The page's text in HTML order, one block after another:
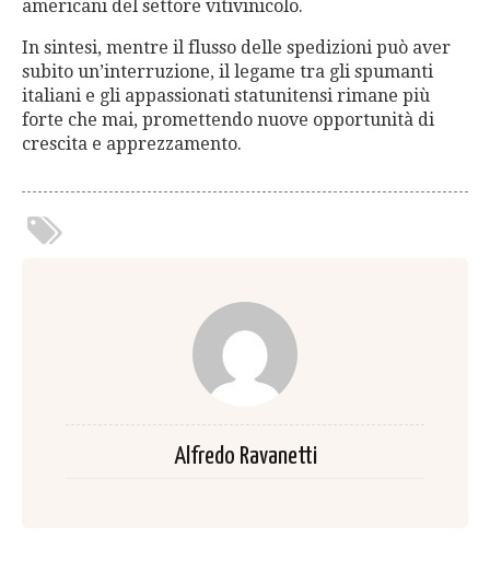
americani del settore vitivinicolo.
In sintesi, mentre il flusso delle spedizioni può aver
subito un’interruzione, il legame tra gli spumanti
italiani e gli appassionati statunitensi rimane più
forte che mai, promettendo nuove opportunità di
crescita e apprezzamento.
Alfredo Ravanetti